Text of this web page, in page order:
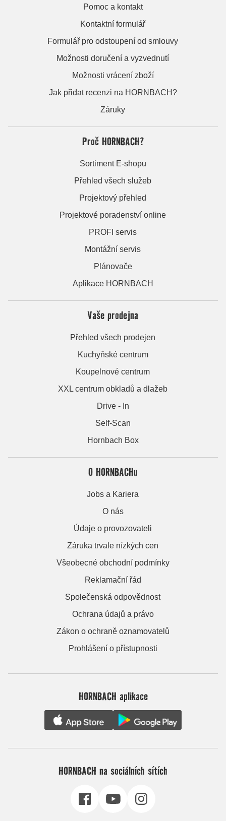
Pomoc a kontakt
Kontaktní formulář
Formulář pro odstoupení od smlouvy
Možnosti doručení a vyzvednutí
Možnosti vrácení zboží
Jak přidat recenzi na HORNBACH?
Záruky
Proč HORNBACH?
Sortiment E-shopu
Přehled všech služeb
Projektový přehled
Projektové poradenství online
PROFI servis
Montážní servis
Plánovače
Aplikace HORNBACH
Vaše prodejna
Přehled všech prodejen
Kuchyňské centrum
Koupelnové centrum
XXL centrum obkladů a dlažeb
Drive - In
Self-Scan
Hornbach Box
O HORNBACHu
Jobs a Kariera
O nás
Údaje o provozovateli
Záruka trvale nízkých cen
Všeobecné obchodní podmínky
Reklamační řád
Společenská odpovědnost
Ochrana údajů a právo
Zákon o ochraně oznamovatelů
Prohlášení o přístupnosti
HORNBACH aplikace
HORNBACH na sociálních sítích